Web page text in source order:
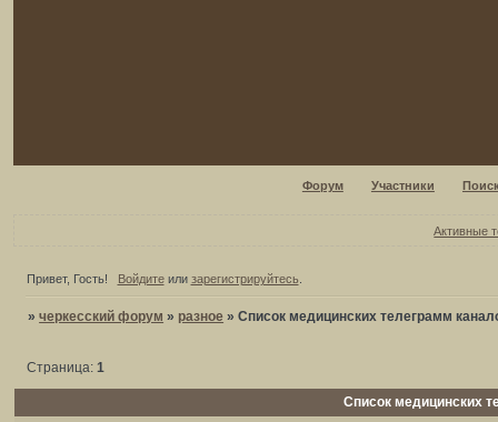
Форум Участники
Активные
Привет, Гость! Войдитеили зарегистрируйтесь.
»черкесский форум » разное »Список медицинских телеграмм
Список медицинских
Страница:1